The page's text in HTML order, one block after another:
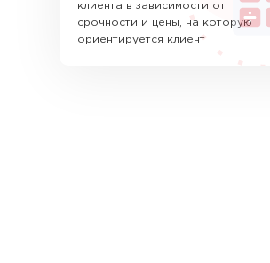
клиента в зависимости от
срочности и цены, на которую
ориентируется клиент